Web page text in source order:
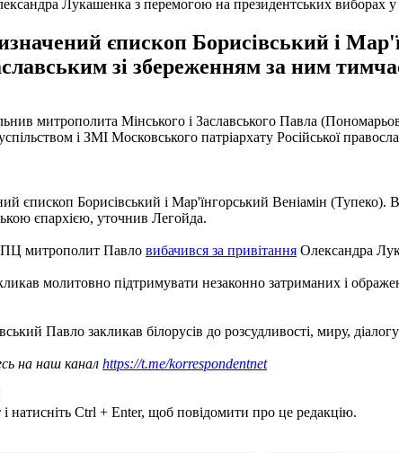
Лукашенка з перемогою на президентських виборах у
єпископ Борисівський і
зі збереженням за ним
митрополита Мінського і Заславського Павла
і ЗМІ Московського патріархату Російської
єпископ Борисівський і Мар'їнгорський Веніамін
єпархією, уточнив Легойда.
митрополит Павло вибачився за привітання Олександра
молитовно підтримувати незаконно затриманих і
Павло закликав білорусів до розсудливості, миру,
на наш канал https://t.me/korrespondentnet
натисніть Ctrl + Enter, щоб повідомити про це редакцію.